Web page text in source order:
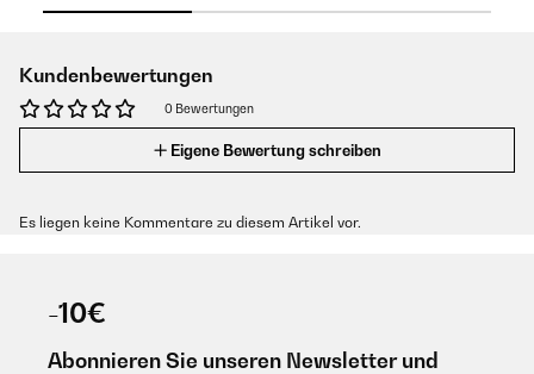
Kundenbewertungen
0 Bewertungen
Eigene Bewertung schreiben
Es liegen keine Kommentare zu diesem Artikel vor.
-10€
Abonnieren Sie unseren Newsletter und